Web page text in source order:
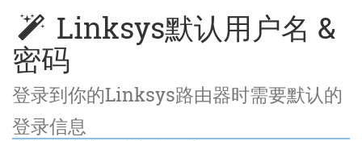
Linksys默认用户名 &
密码
登录到你的Linksys路由器时需要默认的
登录信息